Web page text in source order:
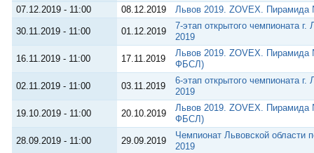
07.12.2019 - 11:00
08.12.2019 Львов 2019. ZOVEX.
30.11.2019 - 11:00 01.12.2019
7-этап открытого чемпионата
2019
16.11.2019 - 11:00 17.11.2019
Львов 2019. ZOVEX. Пирамида
ФБСЛ)
02.11.2019 - 11:00 03.11.2019
6-этап открытого чемпионата
2019
19.10.2019 - 11:00 20.10.2019
Львов 2019. ZOVEX. Пирамида
ФБСЛ)
28.09.2019 - 11:00 29.09.2019
Чемпионат Львовской области
2019